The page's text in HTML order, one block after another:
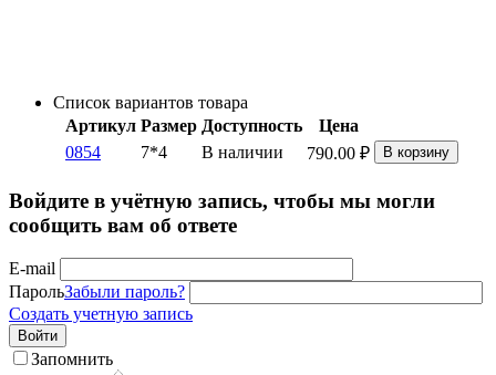
Список вариантов товара
Артикул Размер Доступность
Цена
0854
7*4 В наличии 790.00 ₽ В корзину
Войдите в учётную запись, чтобы мы могли
сообщить вам об ответе
E-mail
ПарольЗабыли пароль?
Создать учетную запись
Войти
Запомнить